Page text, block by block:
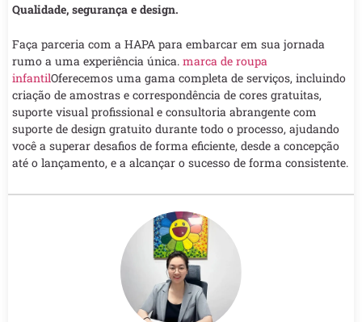
Qualidade, segurança e design.
Faça parceria com a HAPA para embarcar em sua jornada
rumo a uma experiência única. marca de roupa
infantilOferecemos uma gama completa de serviços, incluindo
criação de amostras e correspondência de cores gratuitas,
suporte visual profissional e consultoria abrangente com
suporte de design gratuito durante todo o processo, ajudando
você a superar desafios de forma eficiente, desde a concepção
até o lançamento, e a alcançar o sucesso de forma consistente.